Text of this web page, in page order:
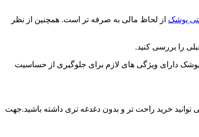
پوشک از لحاظ مالی به صرفه تر است. همچنین از نظر
را بررسی کنید.
دارای ویژگی های لازم برای جلوگیری از حساسیت
توانید خرید راحت تر و بدون دغدغه تری داشته باشید.جهت